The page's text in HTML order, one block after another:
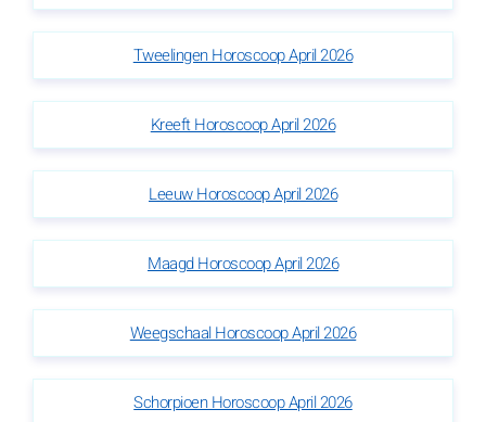
Tweelingen Horoscoop April 2026
Kreeft Horoscoop April 2026
Leeuw Horoscoop April 2026
Maagd Horoscoop April 2026
Weegschaal Horoscoop April 2026
Schorpioen Horoscoop April 2026